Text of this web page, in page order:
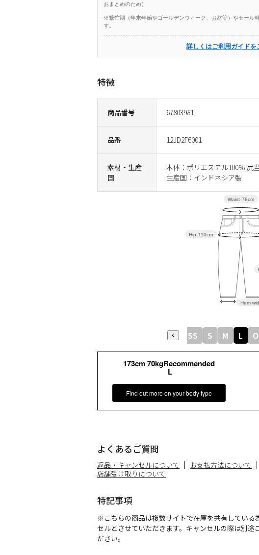
商品番号 67803981
品番 12JD2F6001
素材・生産
国
本体：ポリエステル100％ 尻
生産国：インドネシア製
おまとめのため）
※繁忙期（年末年始やゴールデンウィーク、お盆等）やセール
す。
詳しくはご利用ガイドを
特徴
よくあるご質問
返品・キャンセルについて お支払方法について
店舗受け取りについて
特記事項
※こちらの商品は複数サイトで在庫を共有している
セルとさせていただきます。キャンセルの際は別途
ださい。
173cm 70kgRecommended
L
Find out more on your body type
Hem
Hip 110cm
Waist 78cm
SS S M L O